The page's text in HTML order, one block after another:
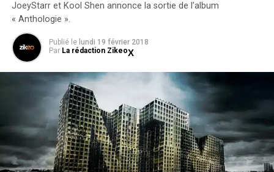
JoeyStarr et Kool Shen annonce la sortie de l’album
« Anthologie ».
Publié le lundi 19 février 2018
Par La rédaction Zikeo